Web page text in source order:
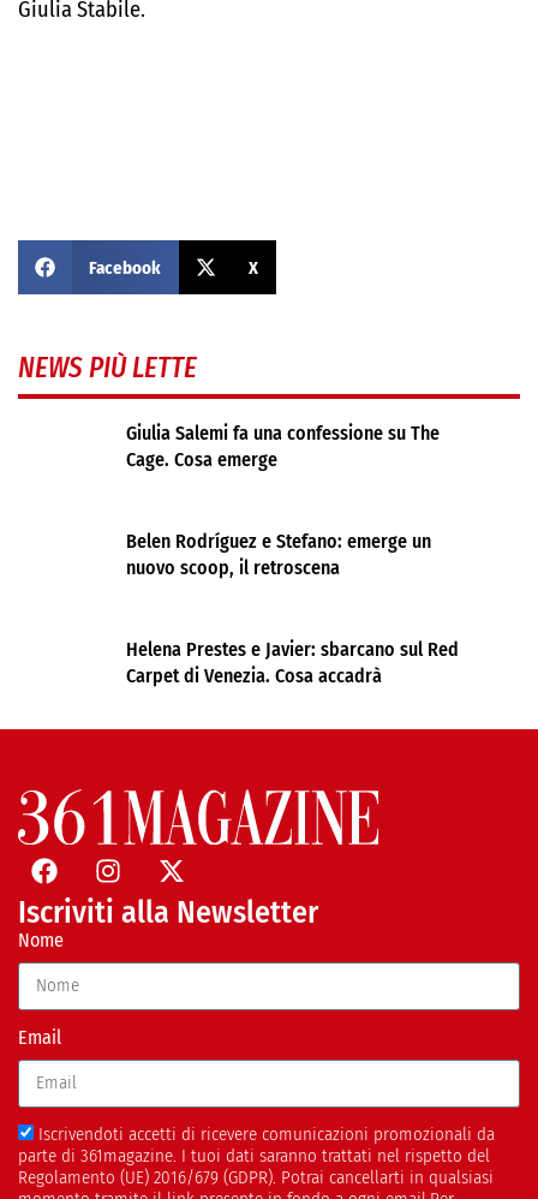
Giulia Stabile.
Facebook X
NEWS PIÙ LETTE
Giulia Salemi fa una confessione su The
Cage. Cosa emerge
Belen Rodríguez e Stefano: emerge un
nuovo scoop, il retroscena
Helena Prestes e Javier: sbarcano sul Red
Carpet di Venezia. Cosa accadrà
Iscriviti alla Newsletter
Nome
Email
Iscrivendoti accetti di ricevere comunicazioni promozionali da
parte di 361magazine. I tuoi dati saranno trattati nel rispetto del
Regolamento (UE) 2016/679 (GDPR). Potrai cancellarti in qualsiasi